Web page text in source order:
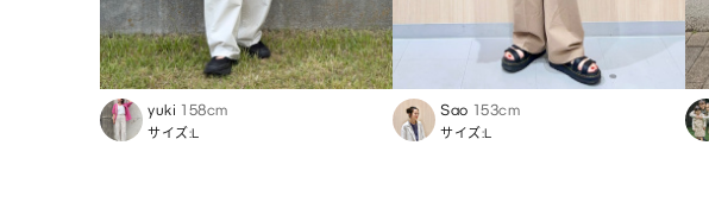
yuki 158cm
サイズ:L
Sao 153cm
サイズ:L